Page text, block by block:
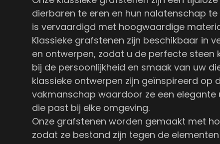
dierbaren te eren en hun nalatenschap te
is vervaardigd met hoogwaardige
Klassieke grafstenen zijn beschikbaar in
en ontwerpen, zodat u de perfecte steen
bij de persoonlijkheid en smaak van uw
klassieke ontwerpen zijn geïnspireerd op
vakmanschap waardoor ze een elegante
die past bij elke omgeving.
Onze grafstenen worden gemaakt met
zodat ze bestand zijn tegen de